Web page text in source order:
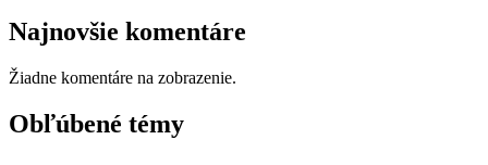
Najnovšie komentáre
Žiadne komentáre na zobrazenie.
Obľúbené témy